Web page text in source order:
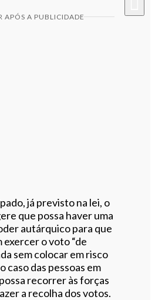
APÓS A PUBLICIDADE
já previsto na lei, o
que possa haver uma
autárquico para que
o voto “de
sem colocar em risco
caso das pessoas em
recorrer às forças
a recolha dos votos.